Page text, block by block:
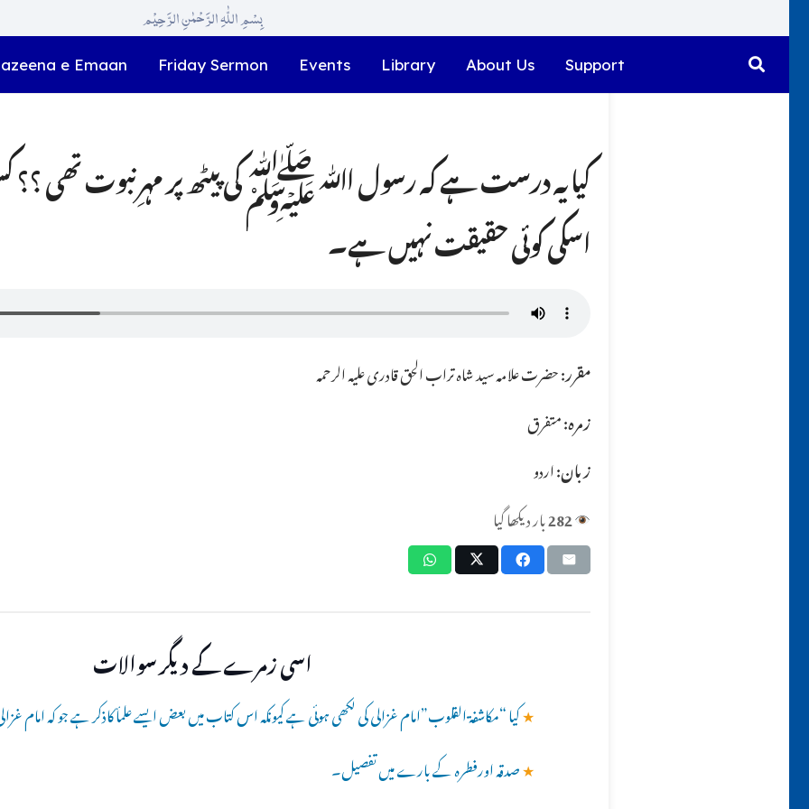
بِسْمِ اللّٰہِ الرَّحْمٰنِ الرَّحِیْم
e Emaan Friday Sermon Events Library About Us Support
کیا یہ درست ہے کہ رسول اﷲ ﷺ کی پیٹھ پر مہرِ نبوت تھی ؟؟
اسکی کوئی حقیقت نہیں ہے۔
مقرر:حضرت علامہ سید شاہ تراب الحق قادری علیہ الرحمہ
زمرہ:متفرق
زبان:اردو
282بار دیکھا گیا
اسی زمرے کے دیگر سوالات
★کیا “مکاشفۃ القلوب”امام غزالی کی لکھی ہوئی ہے کیونکہ اس کتاب میں بعض ایسے علمأ کاذکر ہے جو کہ امام
★صدقہ اورفطرہ کے بارے میں تفصیل۔